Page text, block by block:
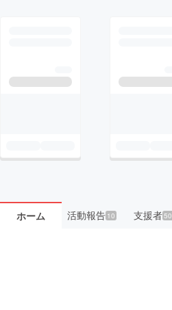
ホーム 活動報告10 支援者50